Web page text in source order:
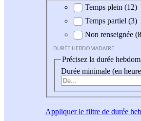
Durée hebdomadaire
Temps plein (12)
Temps partiel (3)
Non renseignée
DURÉE HEBDOMADAIRE
Précisez la durée
Durée minimale (en
Appliquerle filtre de durée